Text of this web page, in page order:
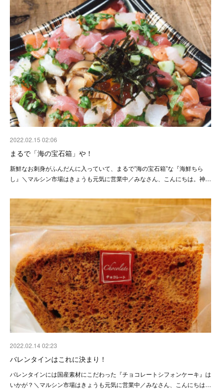
2022.02.15 02:06
まるで「海の宝石箱」や！
新鮮なお刺身がふんだんに入っていて、まるで”海の宝石箱”な『海鮮ちら
し』＼マルシン市場はきょうも元気に営業中／みなさん、こんにちは。神…
2022.02.14 02:23
バレンタインはこれに決まり！
バレンタインには国産素材にこだわった『チョコレートシフォンケーキ』は
いかが？＼マルシン市場はきょうも元気に営業中／みなさん、こんにちは…